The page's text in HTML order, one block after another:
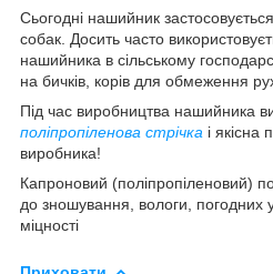
Сьогодні нашийник
собак. Досить часто
нашийника в сільському
на бичків, корів для обмеження
Під час виробництва нашийника
поліпропіленова стрічка і якісна
виробника!
Капроновий (поліпропіленовий)
до зношування, вологи, погодних
міцності